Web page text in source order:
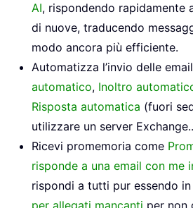
AI, rispondendo rapidamente
di nuove, traducendo
modo ancora più efficiente.
Automatizza l’invio delle
automatico, Inoltro
Risposta automatica (fuori
utilizzare un server
Ricevi promemoria come
risponde a una email con me
rispondi a tutti pur essendo in